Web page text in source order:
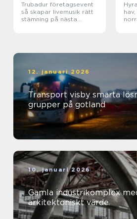
Trubadur företagsevent
så skapar livemusik rätt
stämning på nästa
12. januari 2026
Transport visby smarta lösningar för
grupper på gotland
10. januari 2026
Gamla industrikomplex
arkitektoniskt värde